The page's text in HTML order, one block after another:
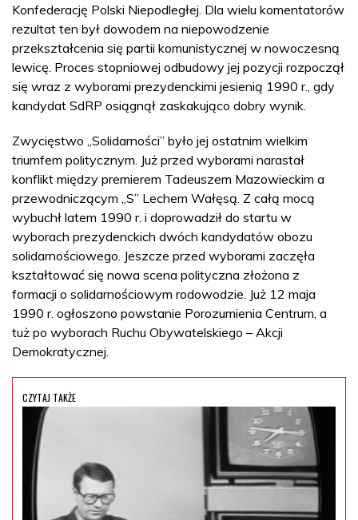
Konfederację Polski Niepodległej. Dla wielu komentatorów
rezultat ten był dowodem na niepowodzenie
przekształcenia się partii komunistycznej w nowoczesną
lewicę. Proces stopniowej odbudowy jej pozycji rozpoczął
się wraz z wyborami prezydenckimi jesienią 1990 r., gdy
kandydat SdRP osiągnął zaskakująco dobry wynik.
Zwycięstwo „Solidarności” było jej ostatnim wielkim
triumfem politycznym. Już przed wyborami narastał
konflikt między premierem Tadeuszem Mazowieckim a
przewodniczącym „S” Lechem Wałęsą. Z całą mocą
wybuchł latem 1990 r. i doprowadził do startu w
wyborach prezydenckich dwóch kandydatów obozu
solidarnościowego. Jeszcze przed wyborami zaczęła
kształtować się nowa scena polityczna złożona z
formacji o solidarnościowym rodowodzie. Już 12 maja
1990 r. ogłoszono powstanie Porozumienia Centrum, a
tuż po wyborach Ruchu Obywatelskiego – Akcji
Demokratycznej.
CZYTAJ TAKŻE